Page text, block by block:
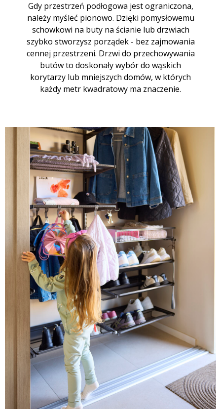
Gdy przestrzeń podłogowa jest ograniczona,
należy myśleć pionowo. Dzięki pomysłowemu
schowkowi na buty na ścianie lub drzwiach
szybko stworzysz porządek - bez zajmowania
cennej przestrzeni. Drzwi do przechowywania
butów to doskonały wybór do wąskich
korytarzy lub mniejszych domów, w których
każdy metr kwadratowy ma znaczenie.